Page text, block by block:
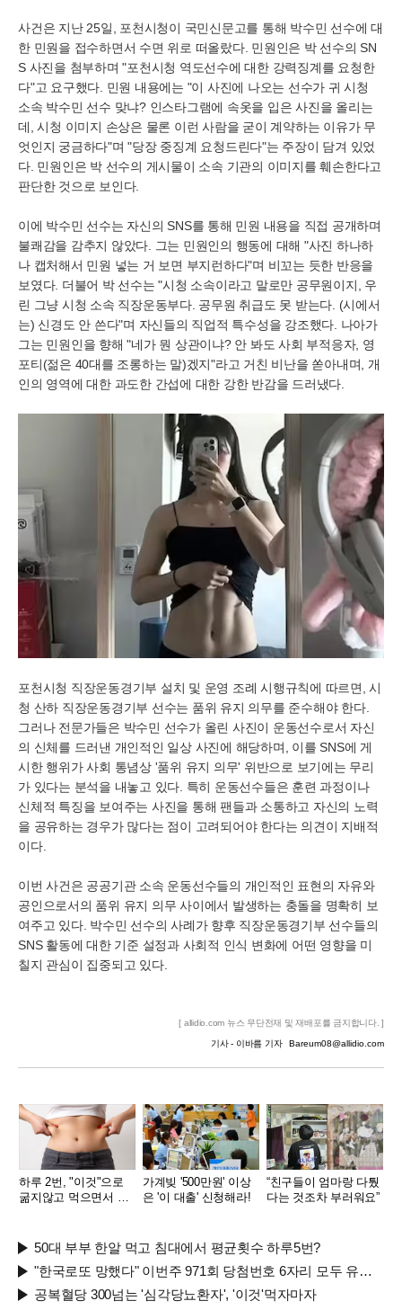
사건은 지난 25일, 포천시청이 국민신문고를 통해 박수민 선수에 대
한 민원을 접수하면서 수면 위로 떠올랐다. 민원인은 박 선수의 SN
S 사진을 첨부하며 "포천시청 역도선수에 대한 강력징계를 요청한
다"고 요구했다. 민원 내용에는 "이 사진에 나오는 선수가 귀 시청
소속 박수민 선수 맞냐? 인스타그램에 속옷을 입은 사진을 올리는
데, 시청 이미지 손상은 물론 이런 사람을 굳이 계약하는 이유가 무
엇인지 궁금하다"며 "당장 중징계 요청드린다"는 주장이 담겨 있었
다. 민원인은 박 선수의 게시물이 소속 기관의 이미지를 훼손한다고
판단한 것으로 보인다.
이에 박수민 선수는 자신의 SNS를 통해 민원 내용을 직접 공개하며
불쾌감을 감추지 않았다. 그는 민원인의 행동에 대해 "사진 하나하
나 캡처해서 민원 넣는 거 보면 부지런하다"며 비꼬는 듯한 반응을
보였다. 더불어 박 선수는 "시청 소속이라고 말로만 공무원이지, 우
린 그냥 시청 소속 직장운동부다. 공무원 취급도 못 받는다. (시에서
는) 신경도 안 쓴다"며 자신들의 직업적 특수성을 강조했다. 나아가
그는 민원인을 향해 "네가 뭔 상관이냐? 안 봐도 사회 부적응자, 영
포티(젊은 40대를 조롱하는 말)겠지"라고 거친 비난을 쏟아내며, 개
인의 영역에 대한 과도한 간섭에 대한 강한 반감을 드러냈다.
포천시청 직장운동경기부 설치 및 운영 조례 시행규칙에 따르면, 시
청 산하 직장운동경기부 선수는 품위 유지 의무를 준수해야 한다.
그러나 전문가들은 박수민 선수가 올린 사진이 운동선수로서 자신
의 신체를 드러낸 개인적인 일상 사진에 해당하며, 이를 SNS에 게
시한 행위가 사회 통념상 '품위 유지 의무' 위반으로 보기에는 무리
가 있다는 분석을 내놓고 있다. 특히 운동선수들은 훈련 과정이나
신체적 특징을 보여주는 사진을 통해 팬들과 소통하고 자신의 노력
을 공유하는 경우가 많다는 점이 고려되어야 한다는 의견이 지배적
이다.
이번 사건은 공공기관 소속 운동선수들의 개인적인 표현의 자유와
공인으로서의 품위 유지 의무 사이에서 발생하는 충돌을 명확히 보
여주고 있다. 박수민 선수의 사례가 향후 직장운동경기부 선수들의
SNS 활동에 대한 기준 설정과 사회적 인식 변화에 어떤 영향을 미
칠지 관심이 집중되고 있다.
[ allidio.com 뉴스 무단전재 및 재배포를 금지합니다. ]
기사 - 이바름 기자 Bareum08@allidio.com
하루 2번, "이것"으로
굶지않고 먹으면서 빼
가계빚 '500만원' 이상
은 '이 대출' 신청해라!
“친구들이 엄마랑 다퉜
다는 것조차 부러워요”
50대 부부 한알 먹고 침대에서 평균횟수 하루5번?
"한국로또 망했다" 이번주 971회 당첨번호 6자리 모두 유출...관계자 실수로 "비상"!
공복혈당 300넘는 '심각당뇨환자', '이것'먹자마자